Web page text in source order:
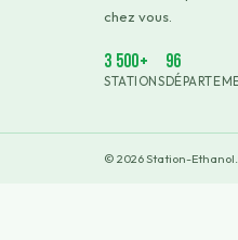
chez vous.
3 500+
STATIONS
96
© 2026Station-